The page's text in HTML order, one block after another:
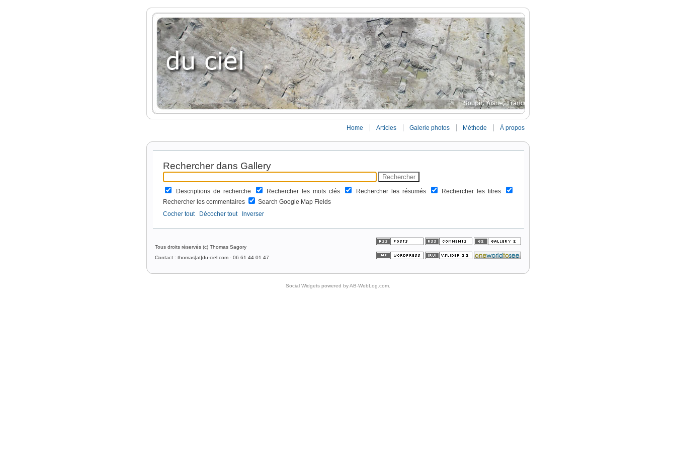
Home Articles Galerie photos Méthode À propos
Rechercher dans Gallery
Descriptions de recherche Rechercher les mots clés Rechercher les résumés
Rechercher les titres
Rechercher les commentaires
Search Google Map Fields
Cocher tout
Décocher tout Inverser
Tous droits réservés (c) Thomas Sagory
Contact : thomas[at]du-ciel.com - 06 61 44 01 47
Social Widgets powered byAB-WebLog.com